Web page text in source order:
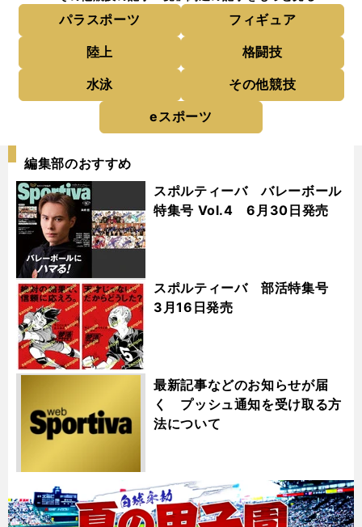
パラスポーツ
フィギュア
陸上
格闘技
水泳
その他競技
eスポーツ
編集部のおすすめ
スポルティーバ バレーボール
特集号 Vol.4 6月30日発売
スポルティーバ 部活特集号
3月16日発売
最新記事などのお知らせが届
く プッシュ通知を受け取る方
法について